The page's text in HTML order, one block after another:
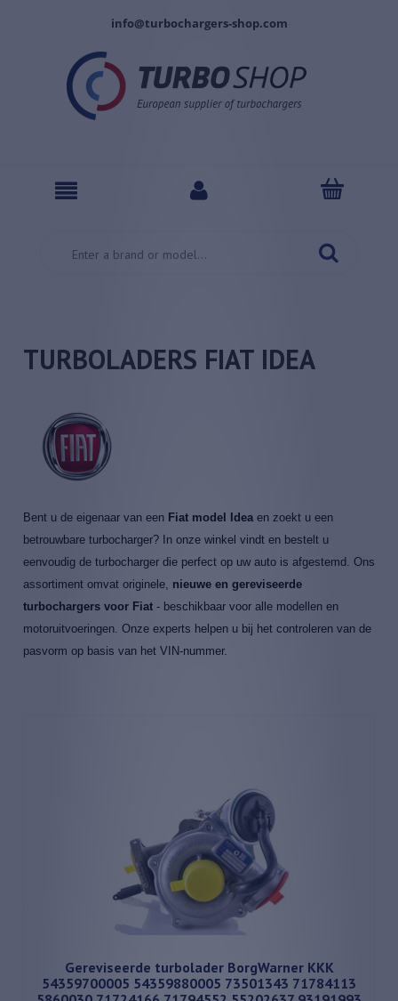
info@turbochargers-shop.com
TURBOLADERS FIAT IDEA
Bent u de eigenaar van een Fiat model Idea en zoekt u een
betrouwbare turbocharger? In onze winkel vindt en bestelt u
eenvoudig de turbocharger die perfect op uw auto is afgestemd. Ons
assortiment omvat originele, nieuwe en gereviseerde
turbochargers voor Fiat - beschikbaar voor alle modellen en
motoruitvoeringen. Onze experts helpen u bij het controleren van de
pasvorm op basis van het VIN-nummer.
Gereviseerde turbolader BorgWarner KKK
54359700005 54359880005 73501343 71784113